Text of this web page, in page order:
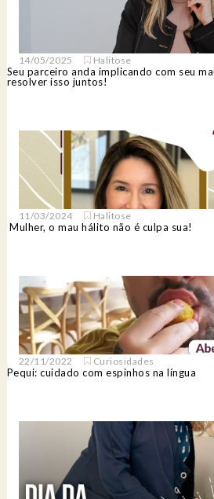
14/05/2025 Halitose
Seu parceiro anda implicando com seu
resolver isso juntos!
11/03/2024 Halitose
Mulher, o mau hálito não é culpa sua!
22/11/2022 Curiosidades
Pequi: cuidado com espinhos na língua